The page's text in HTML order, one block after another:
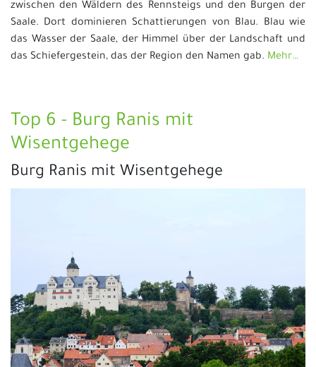
zwischen den Wäldern des Rennsteigs und den Burgen der
Saale. Dort dominieren Schattierungen von Blau. Blau wie
das Wasser der Saale, der Himmel über der Landschaft und
das Schiefergestein, das der Region den Namen gab. Mehr…
Top 6 - Burg Ranis mit
Wisentgehege
Burg Ranis mit Wisentgehege